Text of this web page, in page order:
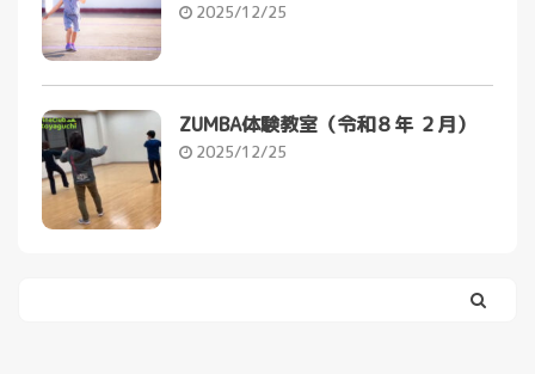
2025/12/25
ZUMBA体験教室（令和８年 ２月）
2025/12/25